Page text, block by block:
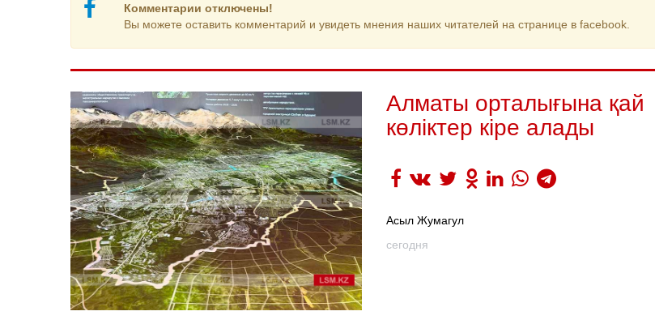
Комментарии отключены!
Вы можете оставить комментарий и увидеть мнения наших читателей на странице в facebook.
Алматы орталығына қай
көліктер кіре алады
Асыл Жумагул
сегодня